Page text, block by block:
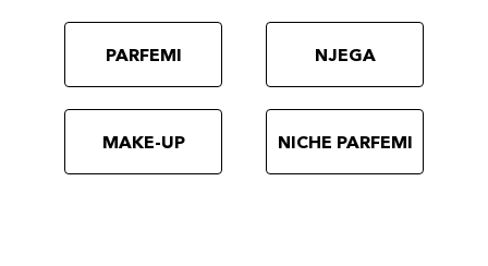
PARFEMI NJEGA
MAKE-UP NICHE PARFEMI